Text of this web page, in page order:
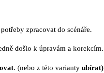
zpracovat do scénáře.
došlo k úpravám a korekcím.
. (nebo z této varianty ubírat)